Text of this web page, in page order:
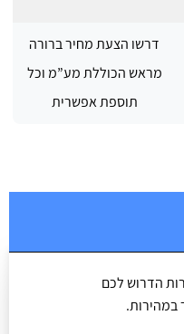
דרשו הצעת מחיר ברורה
מראש הכוללת מע”מ וכל
תוספת אפשרית
הדרוש לכם
במהירות.